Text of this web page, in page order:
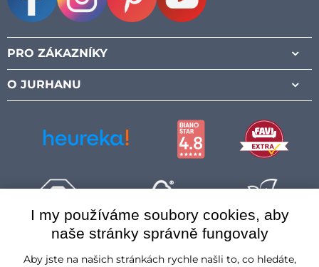
PRO ZÁKAZNÍKY
O JURHANU
I my používáme soubory cookies, aby
naše stránky správně fungovaly
Aby jste na našich stránkách rychle našli to, co hledáte,